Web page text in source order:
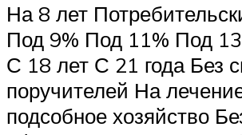
На 8 лет
Под 9% Под 11% Под
С 18 лет С 21 года Без
поручителей На
подсобное хозяйство